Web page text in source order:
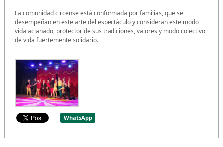
La comunidad circense está conformada por familias, que se
desempeñan en este arte del espectáculo y consideran este modo
vida aclanado, protector de sus tradiciones, valores y modo colectivo
de vida fuertemente solidario.
WhatsApp